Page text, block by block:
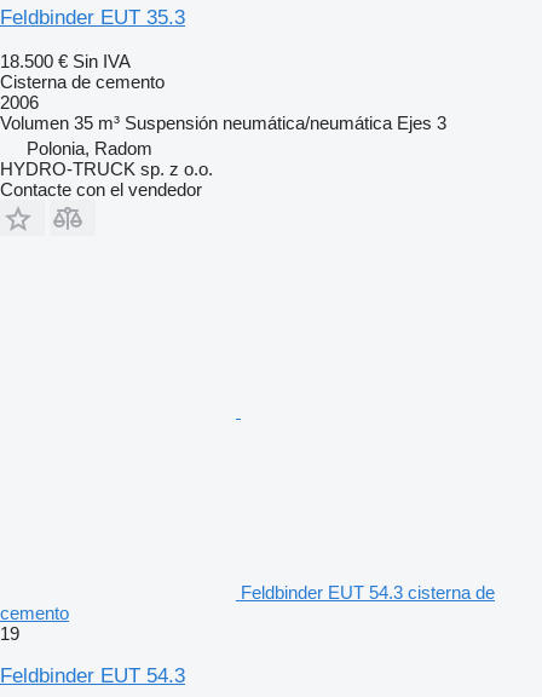
Feldbinder EUT 35.3
18.500 € Sin IVA
Cisterna de cemento
2006
Volumen 35 m³ Suspensión neumática/neumática Ejes 3
Polonia, Radom
HYDRO-TRUCK sp. z o.o.
Contacte con el vendedor
Feldbinder EUT 54.3 cisterna de
cemento
19
Feldbinder EUT 54.3